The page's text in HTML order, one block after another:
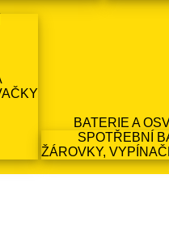
BATERIE A
SPOTŘEBNÍ
ŽÁROVKY,